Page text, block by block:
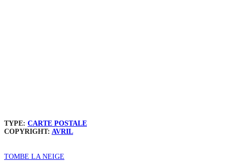
TYPE: CARTE POSTALE
COPYRIGHT: AVRIL
TOMBE LA NEIGE